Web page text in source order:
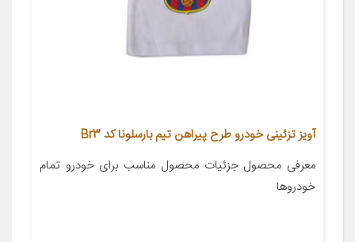
آویز تزئینی خودرو طرح پیراهن تیم بارسلونا کد Br3
معرفی محصول جزئیات محصول مناسب برای خودرو تمام
خودروها